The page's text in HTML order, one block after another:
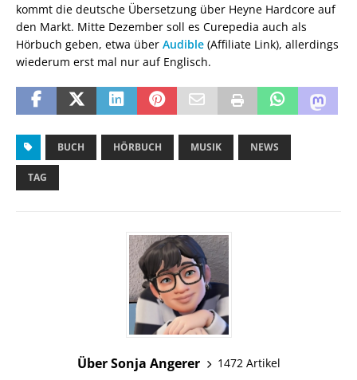
kommt die deutsche Übersetzung über Heyne Hardcore auf
den Markt. Mitte Dezember soll es Curepedia auch als
Hörbuch geben, etwa über Audible (Affiliate Link), allerdings
wiederum erst mal nur auf Englisch.
BUCH HÖRBUCH MUSIK NEWS
TAG
Über Sonja Angerer
1472 Artikel